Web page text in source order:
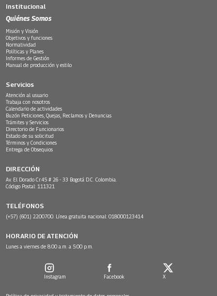
Institucional
Quiénes Somos
Misión y Visión
Objetivos y funciones
Normatividad
Políticas y Planes
Informes de Gestión
Manual de producción y estilo
Servicios
Atención al usuario
Trabaja con nosotros
Calendario de actividades
Buzón Peticiones, Quejas, Reclamos y Denuncias
Trámites y Servicios
Directorio de Funcionarios
Estado de su solicitud
Términos y Condiciones
Entrega de Obsequios
DIRECCIÓN
Av. El Dorado Cr.45 # 26 - 33 Bogotá D.C. Colombia.
Código Postal: 111321
TELÉFONOS
(+57) (601) 2200700. Línea gratuita nacional: 018000123414
HORARIO DE ATENCIÓN
Lunes a viernes de 8:00 a.m. a 5:00 p.m.
Instagram Facebook X